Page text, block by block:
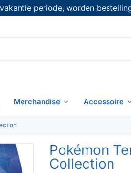
vakantie periode, worden
Merchandise Accessoire
Pokémon
Collection